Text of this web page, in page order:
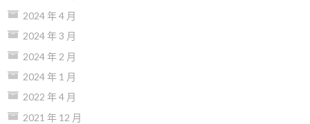
2024 年 4 月
2024 年 3 月
2024 年 2 月
2024 年 1 月
2022 年 4 月
2021 年 12 月